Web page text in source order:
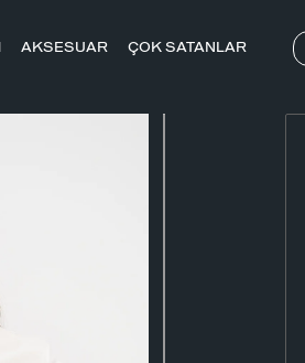
AKSESUAR ÇOK SATANLAR